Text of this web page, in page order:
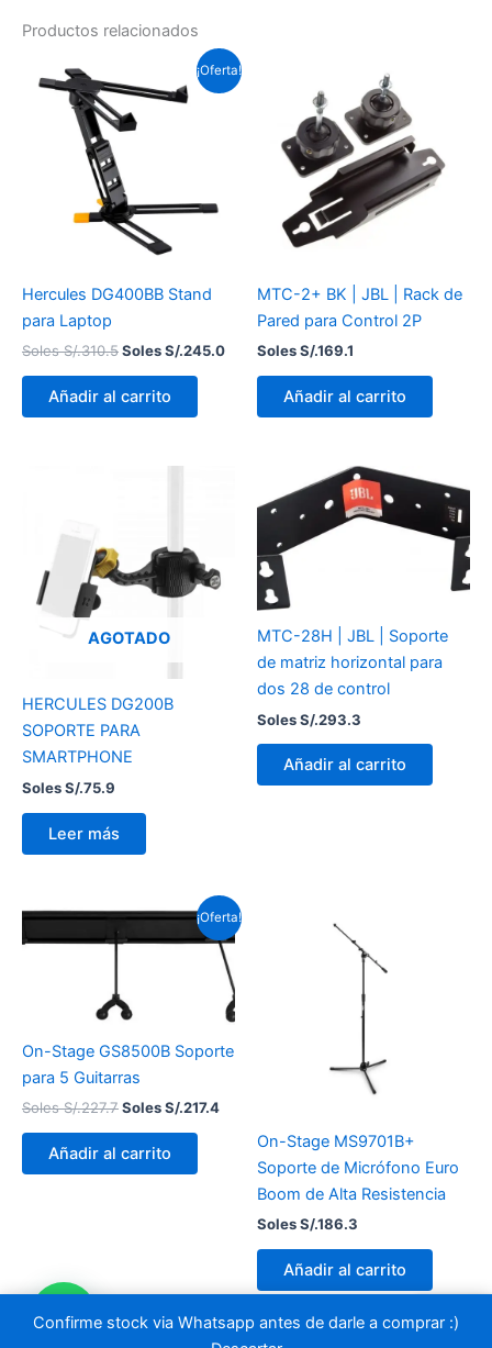
Confirme stock via Whatsapp antes de darle a comprar :)
Productos relacionados
¡Oferta!
Hercules DG400BB Stand
para Laptop
Soles S/.310.5
precio
original
era:
Soles
Soles S/.245.0
El
precio
S/.245.0.
Añadir al carrito
MTC-2+ BK | JBL | Rack de
Pared para Control 2P
Soles S/.169.1
Añadir al carrito
AGOTADO
HERCULES DG200B
SOPORTE PARA
SMARTPHONE
Soles S/.75.9
Leer más
MTC-28H | JBL | Soporte
de matriz horizontal para
dos 28 de control
Soles S/.293.3
Añadir al carrito
¡Oferta!
On-Stage GS8500B Soporte
para 5 Guitarras
Soles S/.227.7
El
original
S/.227.7.
Soles S/.217.4
El
precio
actual
es:
Soles
S/.217.4.
Añadir al carrito
On-Stage MS9701B+
Soporte de Micrófono Euro
Boom de Alta Resistencia
Soles S/.186.3
Añadir al carrito